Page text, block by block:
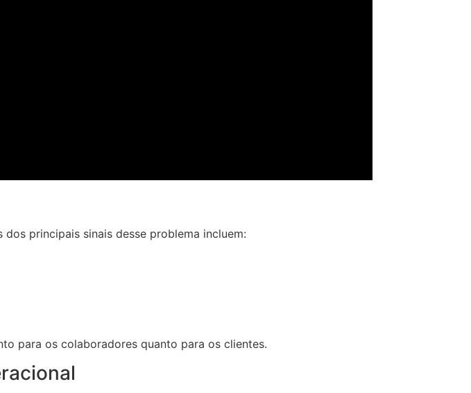
principais sinais desse problema incluem:
para os colaboradores quanto para os clientes.